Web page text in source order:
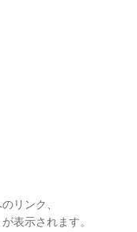
リンク、
表示されます。